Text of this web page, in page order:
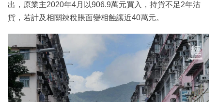
出，原業主2020年4月以906.9萬元買入，持貨不足2年沽
貨，若計及相關辣稅賬面變相蝕讓近40萬元。